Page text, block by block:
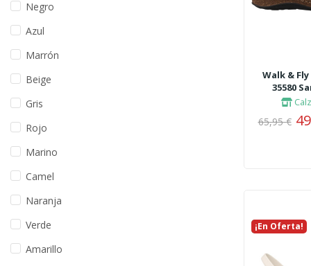
Negro
Azul
Marrón
Beige
Gris
Rojo
Marino
Camel
Naranja
Verde
Amarillo
Walk &
35580
65,95 €
¡En Oferta!
Nuevo